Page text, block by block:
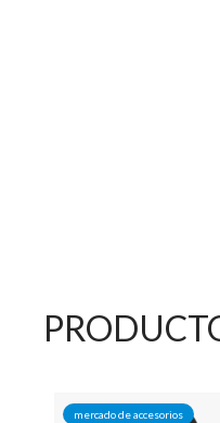
mercado de accesorios